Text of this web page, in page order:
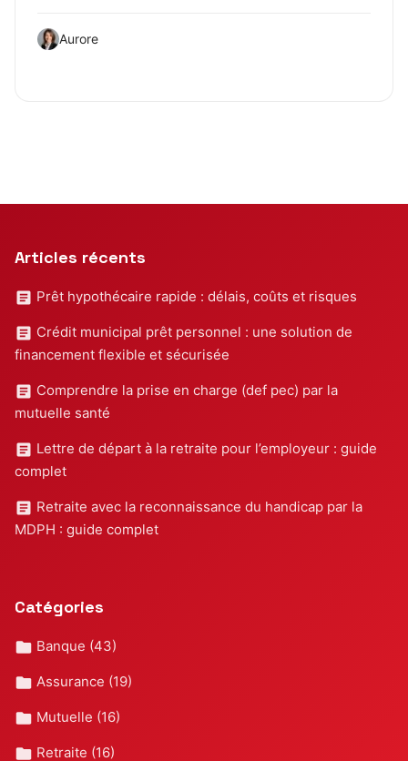
Aurore
Articles récents
Prêt hypothécaire rapide : délais, coûts et risques
Crédit municipal prêt personnel : une solution de
financement flexible et sécurisée
Comprendre la prise en charge (def pec) par la
mutuelle santé
Lettre de départ à la retraite pour l’employeur : guide
complet
Retraite avec la reconnaissance du handicap par la
MDPH : guide complet
Catégories
Banque (43)
Assurance (19)
Mutuelle (16)
Retraite (16)